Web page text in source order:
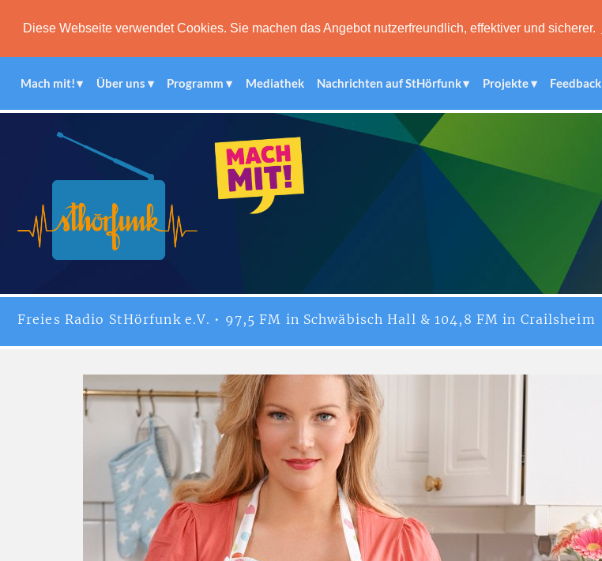
Diese Webseite verwendet Cookies. Sie machen das Angebot nutzerfreundlich, effektiver und sicherer.
Mach mit! Über uns Programm Mediathek Nachrichten auf StHörfunk Projekte Feedback
Freies Radio StHörfunke.V. • 97,5 FM in Schwäbisch Hall & 104,8 FM in Crailsheim